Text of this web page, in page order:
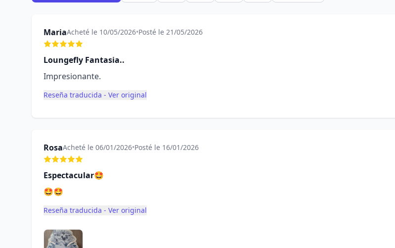
MariaAcheté le 10/05/2026•Posté le 21/05/2026
Loungefly Fantasia..
Impresionante.
Reseña traducida - Ver original
RosaAcheté le 06/01/2026•Posté le 16/01/2026
Espectacular🤩
🤩🤩
Reseña traducida - Ver original